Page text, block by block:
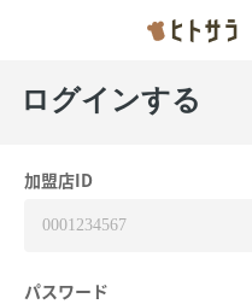
ログインする
加盟店ID
パスワード